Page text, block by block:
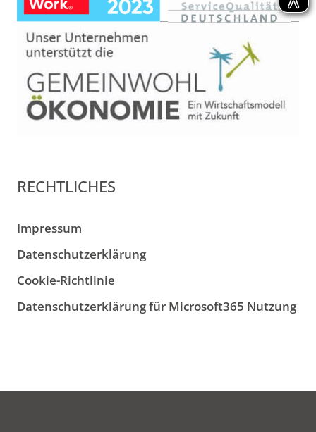
RECHTLICHES
Impressum
Datenschutzerklärung
Cookie-Richtlinie
Datenschutzerklärung für Microsoft365 Nutzung